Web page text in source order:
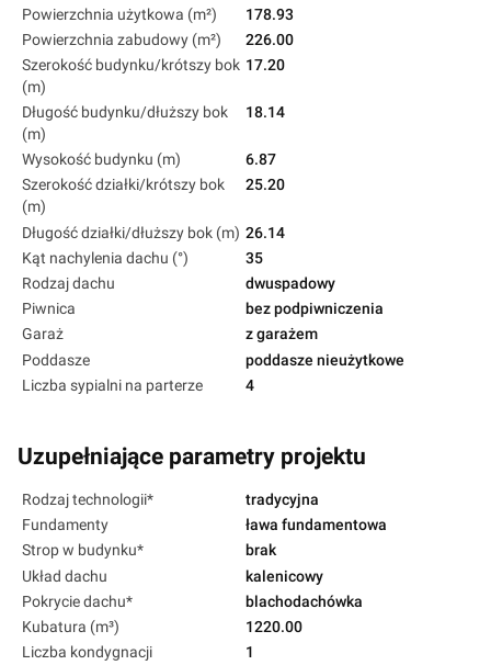
Powierzchnia użytkowa (m²)
178.93
Powierzchnia zabudowy (m²)
226.00
Szerokość budynku/krótszy bok
(m)
17.20
Długość budynku/dłuższy bok
(m)
18.14
Wysokość budynku (m)
6.87
Szerokość działki/krótszy bok
(m)
25.20
Długość działki/dłuższy bok (m) 26.14
Kąt nachylenia dachu (°)
35
Rodzaj dachu
dwuspadowy
Piwnica
bez podpiwniczenia
Garaż
z garażem
Poddasze
poddasze nieużytkowe
Liczba sypialni na parterze
4
Uzupełniające parametry projektu
Rodzaj technologii*
tradycyjna
Fundamenty
ława fundamentowa
Strop w budynku*
brak
Układ dachu
kalenicowy
Pokrycie dachu*
blachodachówka
Kubatura (m³)
1220.00
Liczba kondygnacji
1